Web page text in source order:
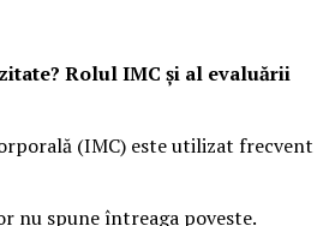
Rolul IMC și al evaluării
(IMC) este utilizat frecvent
nu spune întreaga poveste.